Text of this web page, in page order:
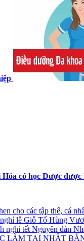
có học Dược được
cho các tập thể, cá
lễ Giỗ Tổ Hùng
nghỉ tết Nguyên đán
LÀM TẠI NHẬT